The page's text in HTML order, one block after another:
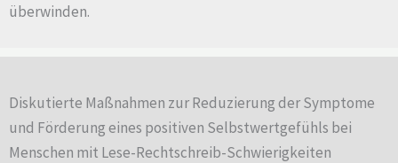
überwinden.
Diskutierte Maßnahmen zur Reduzierung der Symptome
und Förderung eines positiven Selbstwertgefühls bei
Menschen mit Lese-Rechtschreib-Schwierigkeiten